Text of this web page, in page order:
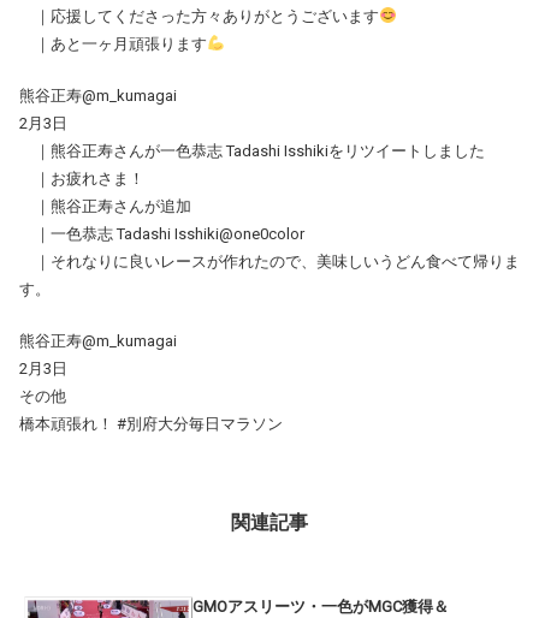
｜応援してくださった方々ありがとうございます
｜あと一ヶ月頑張ります
熊谷正寿@m_kumagai
2月3日
｜熊谷正寿さんが一色恭志 Tadashi Isshikiをリツイートしました
｜お疲れさま！
｜熊谷正寿さんが追加
｜一色恭志 Tadashi Isshiki@one0color
｜それなりに良いレースが作れたので、美味しいうどん食べて帰りま
す。
熊谷正寿@m_kumagai
2月3日
その他
橋本頑張れ！ #別府大分毎日マラソン
関連記事
GMOアスリーツ・一色がMGC獲得＆